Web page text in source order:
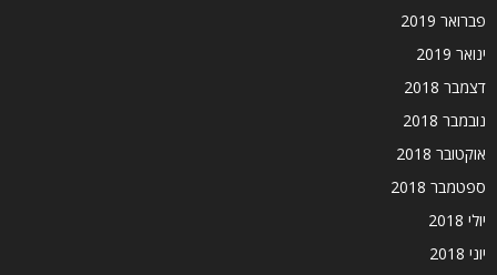
פברואר 2019
ינואר 2019
דצמבר 2018
נובמבר 2018
אוקטובר 2018
ספטמבר 2018
יולי 2018
יוני 2018